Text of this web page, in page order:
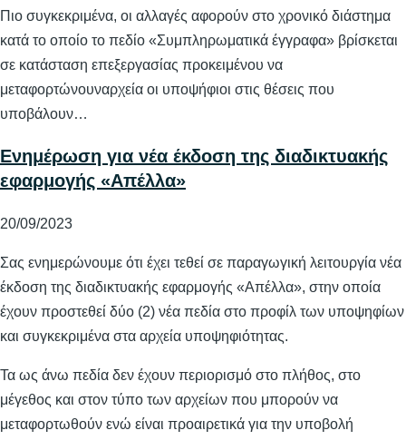
Πιο συγκεκριμένα, οι αλλαγές αφορούν στο χρονικό διάστημα
κατά το οποίο το πεδίο «Συμπληρωματικά έγγραφα» βρίσκεται
σε κατάσταση επεξεργασίας προκειμένου να
μεταφορτώνουναρχεία οι υποψήφιοι στις θέσεις που
υποβάλουν…
Ενημέρωση για νέα έκδοση της διαδικτυακής
εφαρμογής «Απέλλα»
20/09/2023
Σας ενημερώνουμε ότι έχει τεθεί σε παραγωγική λειτουργία νέα
έκδοση της διαδικτυακής εφαρμογής «Απέλλα», στην οποία
έχουν προστεθεί δύο (2) νέα πεδία στο προφίλ των υποψηφίων
και συγκεκριμένα στα αρχεία υποψηφιότητας.
Τα ως άνω πεδία δεν έχουν περιορισμό στο πλήθος, στο
μέγεθος και στον τύπο των αρχείων που μπορούν να
μεταφορτωθούν ενώ είναι προαιρετικά για την υποβολή